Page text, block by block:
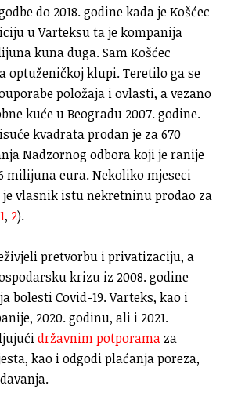
do 2018. godine kada je Košćec
u Varteksu ta je kompanija
kuna duga. Sam Košćec
optuženičkoj klupi. Teretilo ga se
položaja i ovlasti, a vezano
kuće u Beogradu 2007. godine.
kvadrata prodan je za 670
Nadzornog odbora koji je ranije
milijuna eura. Nekoliko mjeseci
vlasnik istu nekretninu prodao za
1, 2).
pretvorbu i privatizaciju, a
krizu iz 2008. godine
bolesti Covid-19. Varteks, kao i
2020. godinu, ali i 2021.
državnim potporama za
kao i odgodi plaćanja poreza,